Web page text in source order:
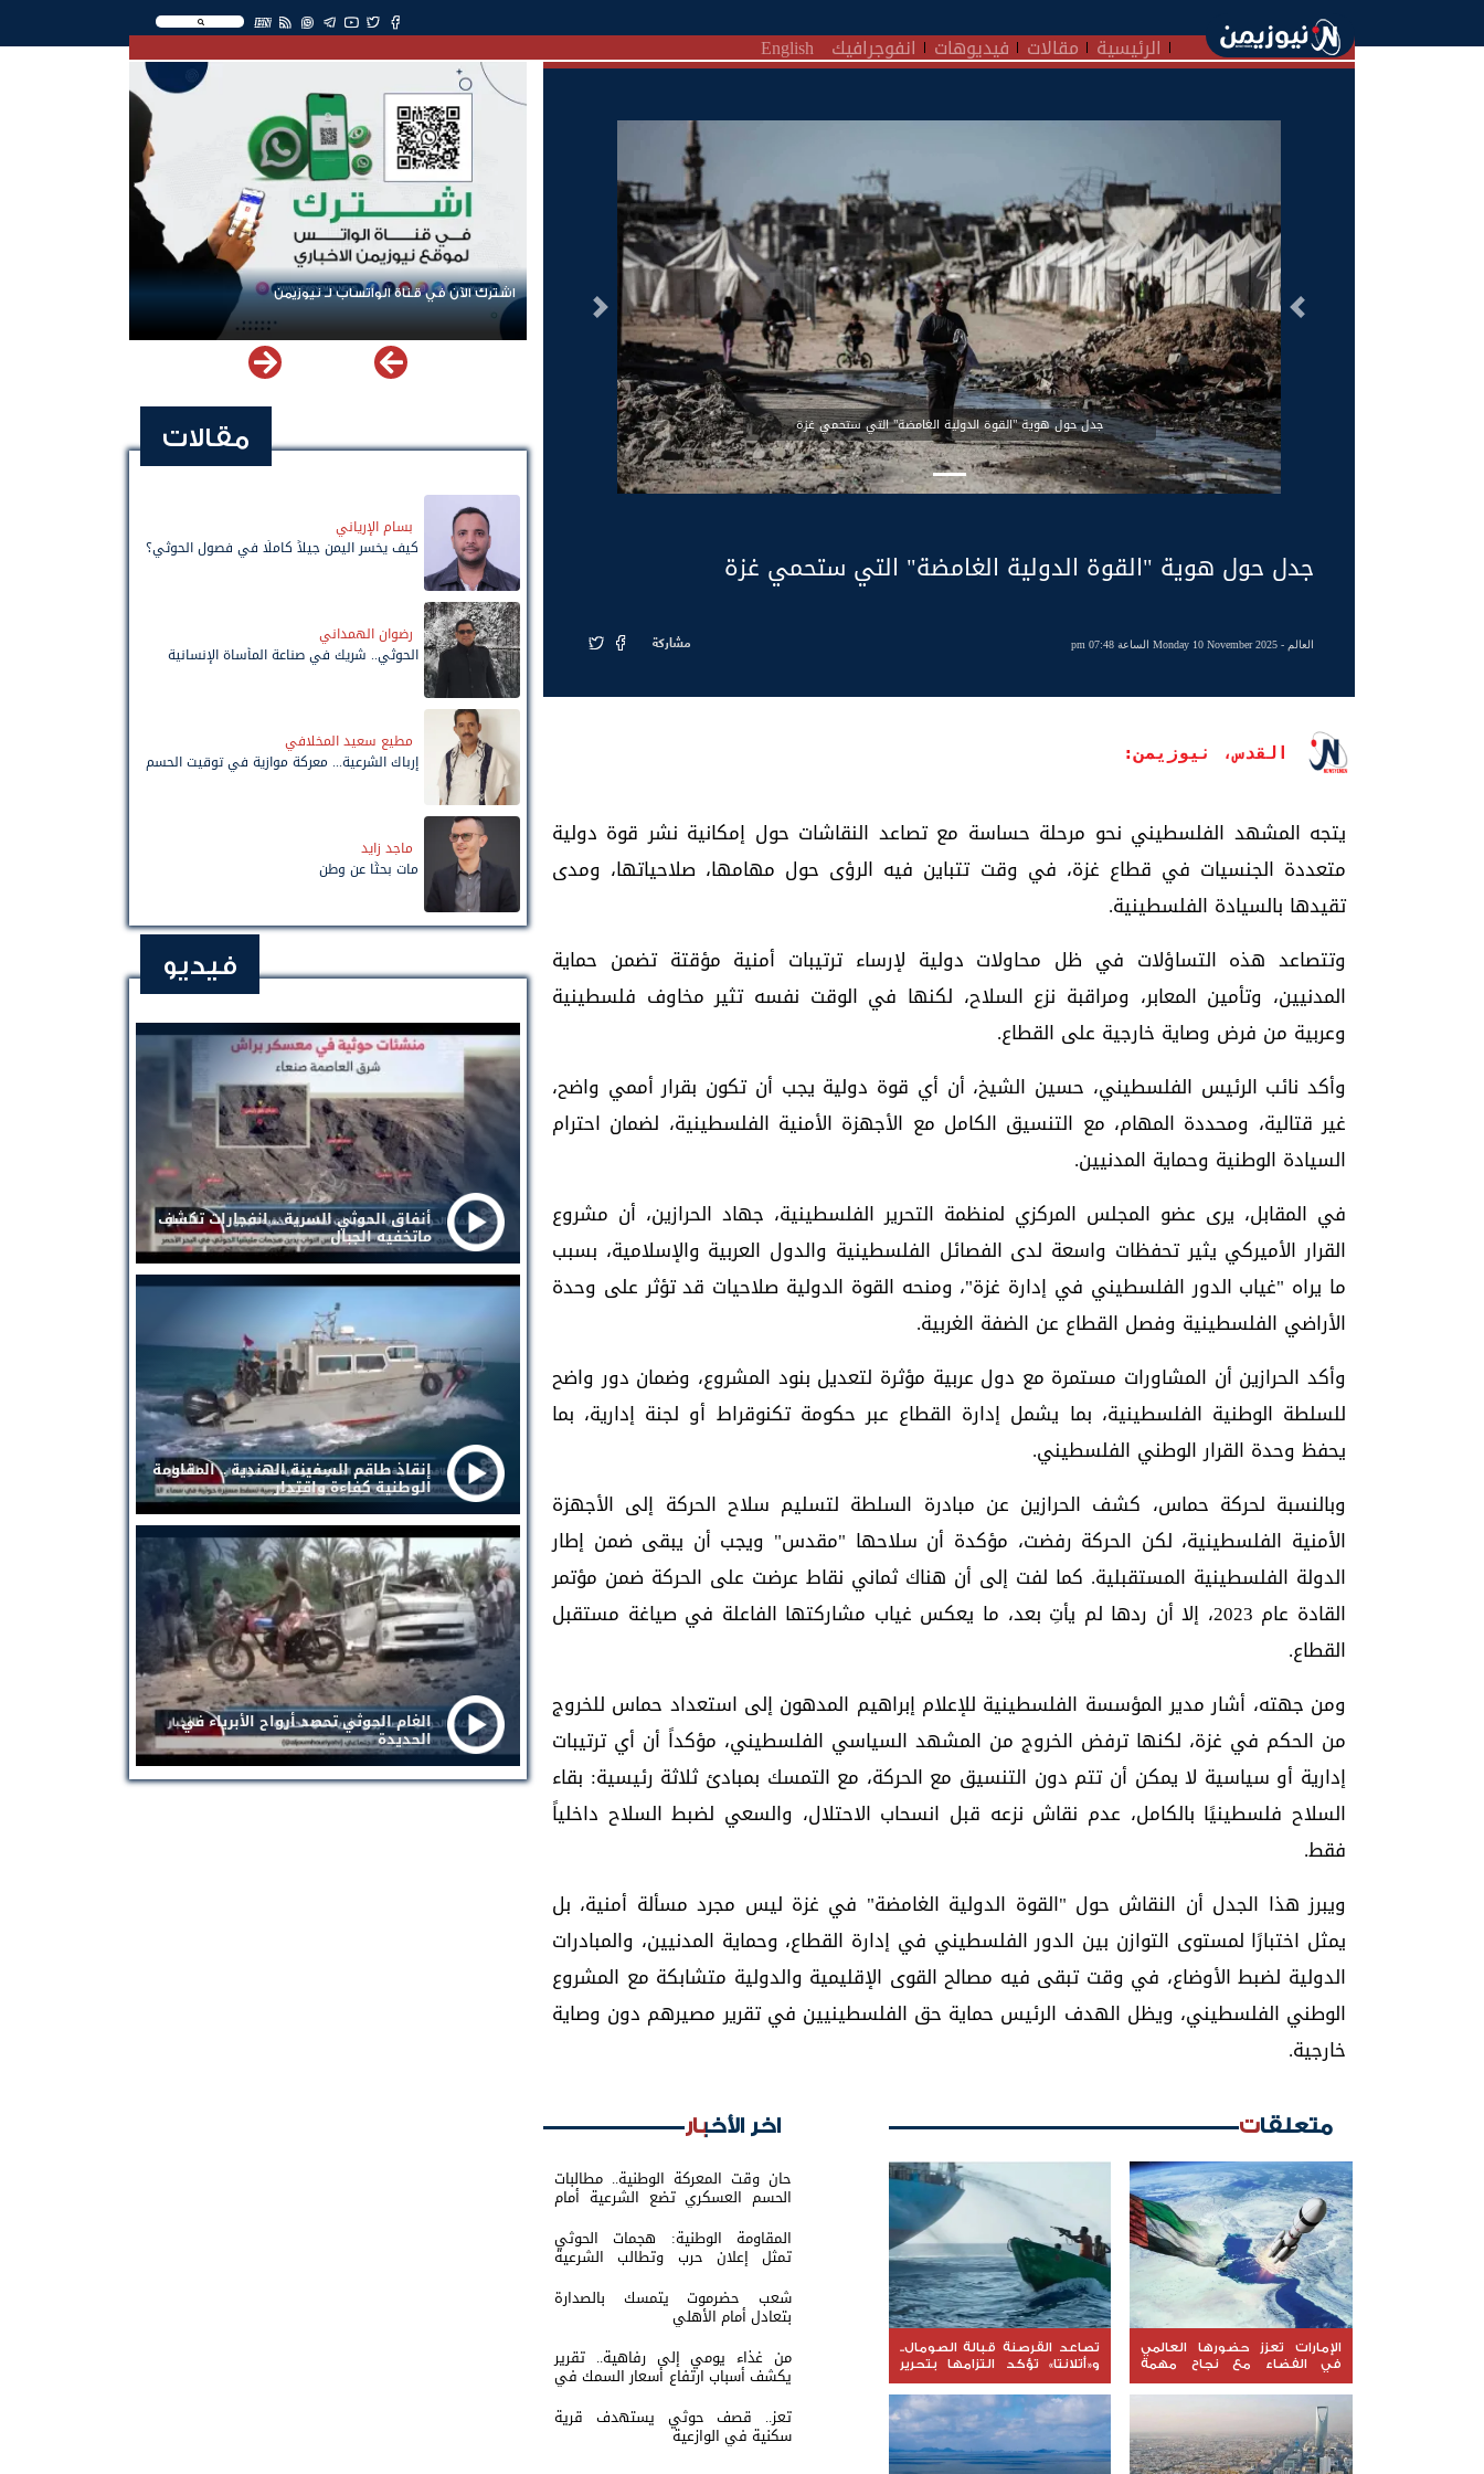
EN
الرئيسية مقالات فيديوهات انفوجرافيك English
جدل حول هوية "القوة الدولية الغامضة" التي ستحمي غزة
السابق التالى
جدل حول هوية "القوة الدولية الغامضة" التي ستحمي غزة
العالم - Monday 10 November 2025 الساعة 07:48 pm مشاركة
القدس، نيوزيمن:
يتجه المشهد الفلسطيني نحو مرحلة حساسة مع تصاعد النقاشات حول إمكانية نشر قوة دولية
متعددة الجنسيات في قطاع غزة، في وقت تتباين فيه الرؤى حول مهامها، صلاحياتها، ومدى
تقيدها بالسيادة الفلسطينية.
وتتصاعد هذه التساؤلات في ظل محاولات دولية لإرساء ترتيبات أمنية مؤقتة تضمن حماية
المدنيين، وتأمين المعابر، ومراقبة نزع السلاح، لكنها في الوقت نفسه تثير مخاوف فلسطينية
وعربية من فرض وصاية خارجية على القطاع.
وأكد نائب الرئيس الفلسطيني، حسين الشيخ، أن أي قوة دولية يجب أن تكون بقرار أممي واضح،
غير قتالية، ومحددة المهام، مع التنسيق الكامل مع الأجهزة الأمنية الفلسطينية، لضمان احترام
السيادة الوطنية وحماية المدنيين.
في المقابل، يرى عضو المجلس المركزي لمنظمة التحرير الفلسطينية، جهاد الحرازين، أن مشروع
القرار الأميركي يثير تحفظات واسعة لدى الفصائل الفلسطينية والدول العربية والإسلامية، بسبب
ما يراه "غياب الدور الفلسطيني في إدارة غزة"، ومنحه القوة الدولية صلاحيات قد تؤثر على وحدة
الأراضي الفلسطينية وفصل القطاع عن الضفة الغربية.
وأكد الحرازين أن المشاورات مستمرة مع دول عربية مؤثرة لتعديل بنود المشروع، وضمان دور واضح
للسلطة الوطنية الفلسطينية، بما يشمل إدارة القطاع عبر حكومة تكنوقراط أو لجنة إدارية، بما
يحفظ وحدة القرار الوطني الفلسطيني.
وبالنسبة لحركة حماس، كشف الحرازين عن مبادرة السلطة لتسليم سلاح الحركة إلى الأجهزة
الأمنية الفلسطينية، لكن الحركة رفضت، مؤكدة أن سلاحها "مقدس" ويجب أن يبقى ضمن إطار
الدولة الفلسطينية المستقبلية. كما لفت إلى أن هناك ثماني نقاط عرضت على الحركة ضمن مؤتمر
القادة عام 2023، إلا أن ردها لم يأتِ بعد، ما يعكس غياب مشاركتها الفاعلة في صياغة مستقبل
القطاع.
ومن جهته، أشار مدير المؤسسة الفلسطينية للإعلام إبراهيم المدهون إلى استعداد حماس للخروج
من الحكم في غزة، لكنها ترفض الخروج من المشهد السياسي الفلسطيني، مؤكداً أن أي ترتيبات
إدارية أو سياسية لا يمكن أن تتم دون التنسيق مع الحركة، مع التمسك بمبادئ ثلاثة رئيسية: بقاء
السلاح فلسطينيًا بالكامل، عدم نقاش نزعه قبل انسحاب الاحتلال، والسعي لضبط السلاح داخلياً
فقط.
ويبرز هذا الجدل أن النقاش حول "القوة الدولية الغامضة" في غزة ليس مجرد مسألة أمنية، بل
يمثل اختبارًا لمستوى التوازن بين الدور الفلسطيني في إدارة القطاع، وحماية المدنيين، والمبادرات
الدولية لضبط الأوضاع، في وقت تبقى فيه مصالح القوى الإقليمية والدولية متشابكة مع المشروع
الوطني الفلسطيني، ويظل الهدف الرئيس حماية حق الفلسطينيين في تقرير مصيرهم دون وصاية
خارجية.
متعلقات
الإمارات تعزز حضورها العالمي
في الفضاء مع نجاح مهمة
"ليوناف-1"
تصاعد القرصنة قبالة الصومال..
و«أتلانتا» تؤكد التزامها بتحرير
السفن المحتجزة
اخر الأخبار
حان وقت المعركة الوطنية.. مطالبات
الحسم العسكري تضع الشرعية أمام
اختبار القرار
المقاومة الوطنية: هجمات الحوثي
تمثل إعلان حرب وتطالب الشرعية
بتحريك الجبهات
شعب حضرموت يتمسك بالصدارة
بتعادل أمام الأهلي
من غذاء يومي إلى رفاهية.. تقرير
يكشف أسباب ارتفاع أسعار السمك في
تعز.. قصف حوثي يستهدف قرية
سكنية في الوازعية
اشترك الآن في قناة الواتساب لـ نيوزيمن
مقالات
بسام الإرياني
كيف يخسر اليمن جيلاً كاملًا في فصول الحوثي؟
رضوان الهمداني
الحوثي.. شريك في صناعة المأساة الإنسانية
مطيع سعيد المخلافي
إرباك الشرعية... معركة موازية في توقيت الحسم
ماجد زايد
مات بحثًا عن وطن
فيديو
أنفاق الحوثي السرية .. انفجارات تكشف
ماتخفيه الجبال
إنقاذ طاقم السفينة الهندية .. المقاومة
الوطنية كفاءة واقتدار
الغام الحوثي تحصد أرواح الأبرياء في
الحديدة